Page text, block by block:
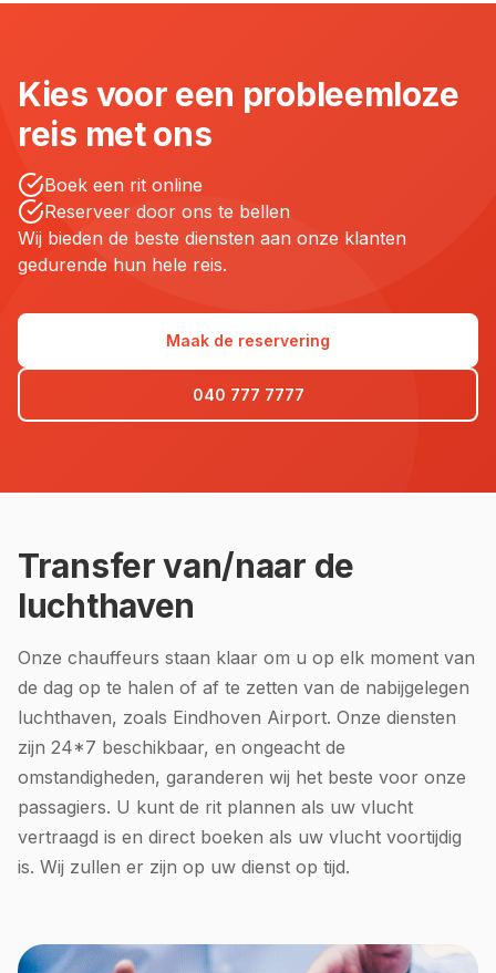
Kies voor een probleemloze
reis met ons
Boek een rit online
Reserveer door ons te bellen
Wij bieden de beste diensten aan onze klanten
gedurende hun hele reis.
Maak de reservering
040 777 7777
Transfer van/naar de
luchthaven
Onze chauffeurs staan klaar om u op elk moment van
de dag op te halen of af te zetten van de nabijgelegen
luchthaven, zoals Eindhoven Airport. Onze diensten
zijn 24*7 beschikbaar, en ongeacht de
omstandigheden, garanderen wij het beste voor onze
passagiers. U kunt de rit plannen als uw vlucht
vertraagd is en direct boeken als uw vlucht voortijdig
is. Wij zullen er zijn op uw dienst op tijd.